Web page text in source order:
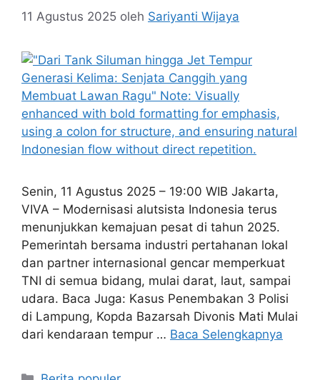
11 Agustus 2025 oleh Sariyanti Wijaya
Senin, 11 Agustus 2025 – 19:00 WIB Jakarta,
VIVA – Modernisasi alutsista Indonesia terus
menunjukkan kemajuan pesat di tahun 2025.
Pemerintah bersama industri pertahanan lokal
dan partner internasional gencar memperkuat
TNI di semua bidang, mulai darat, laut, sampai
udara. Baca Juga: Kasus Penembakan 3 Polisi
di Lampung, Kopda Bazarsah Divonis Mati Mulai
dari kendaraan tempur … Baca Selengkapnya
Kategori